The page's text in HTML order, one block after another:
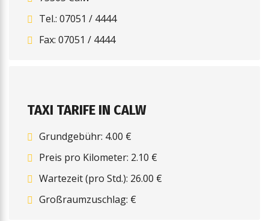
Tel.: 07051 / 4444
Fax: 07051 / 4444
TAXI TARIFE IN CALW
Grundgebühr: 4.00 €
Preis pro Kilometer: 2.10 €
Wartezeit (pro Std.): 26.00 €
Großraumzuschlag: €